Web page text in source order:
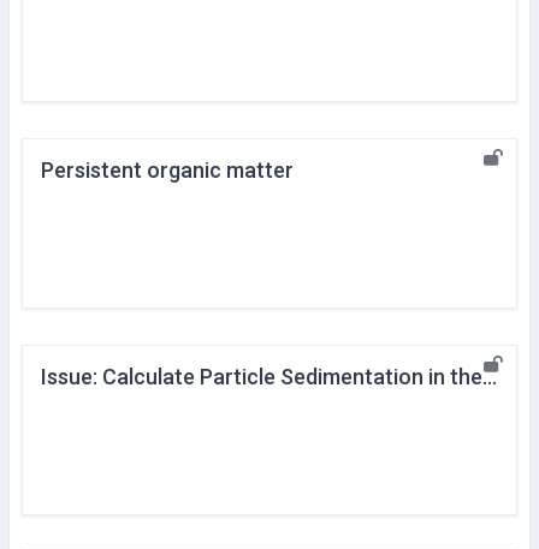
Persistent organic matter
Issue: Calculate Particle Sedimentation in the Ocean